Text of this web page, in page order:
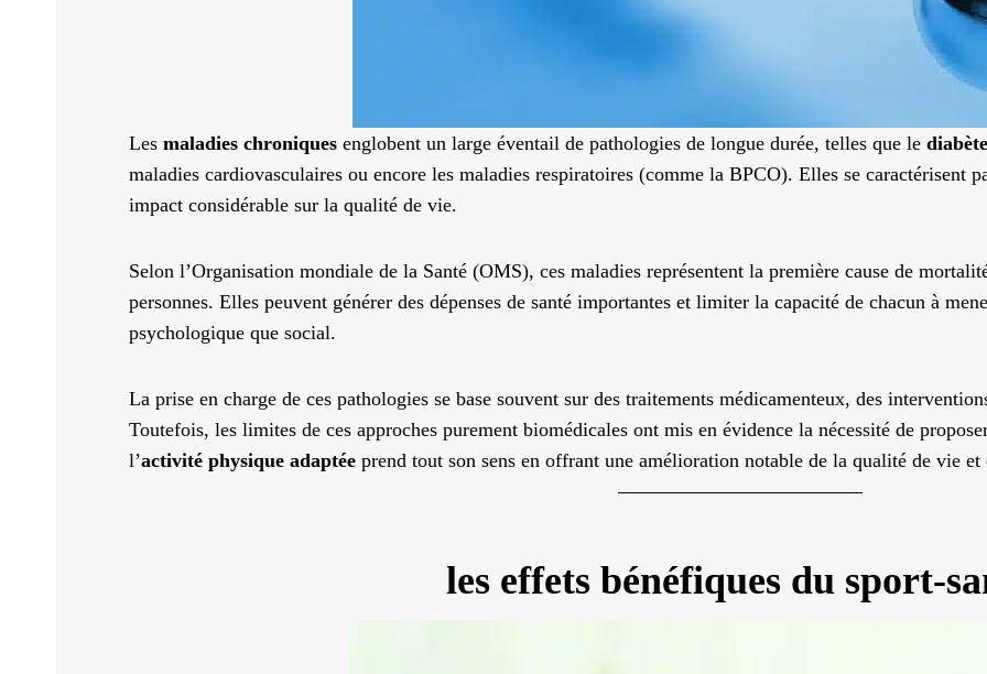
Les maladies chroniques englobent un large éventail de pathologies de longue durée, telles que le diabète
maladies cardiovasculaires ou encore les maladies respiratoires (comme la BPCO). Elles se caractérisent
impact considérable sur la qualité de vie.
Selon l’Organisation mondiale de la Santé (OMS), ces maladies représentent la première cause de
personnes. Elles peuvent générer des dépenses de santé importantes et limiter la capacité de chacun à
psychologique que social.
La prise en charge de ces pathologies se base souvent sur des traitements médicamenteux, des
Toutefois, les limites de ces approches purement biomédicales ont mis en évidence la nécessité de
l’activité physique adaptée prend tout son sens en offrant une amélioration notable de la qualité de vie
les effets bénéfiques du sport-